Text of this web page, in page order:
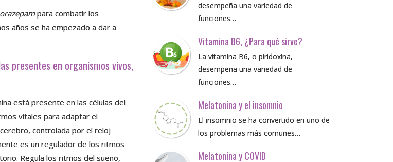
para combatir los
años se ha empezado a dar a
presentes en organismos vivos,
está presente en las células del
vitales para adaptar el
controlada por el reloj
es un regulador de los ritmos
Regula los ritmos del sueño,
desempeña una variedad de
funciones…
Vitamina B6, ¿Para qué sirve?
La vitamina B6, o piridoxina,
desempeña una variedad de
funciones…
Melatonina y el insomnio
El insomnio se ha convertido en uno de
los problemas más comunes…
Melatonina y COVID